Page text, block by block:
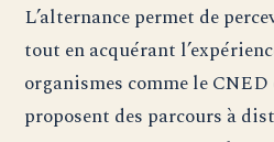
L’alternance permet de
tout en acquérant
organismes comme le
proposent des parcours à